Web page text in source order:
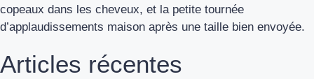
copeaux dans les cheveux, et la petite tournée
d’applaudissements maison après une taille bien envoyée.
Articles récentes